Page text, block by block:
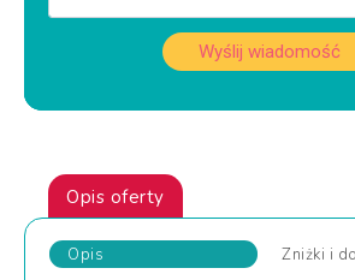
Wyślij wiadomość
Opis oferty
Opis Zniżki i